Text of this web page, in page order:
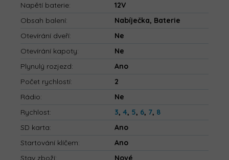
Napětí baterie:
12V
Obsah balení:
Nabíječka, Baterie
Otevírání dveří:
Ne
Otevírání kapoty:
Ne
Plynulý rozjezd:
Ano
Počet rychlostí:
2
Rádio:
Ne
Rychlost: 3, 4, 5, 6, 7, 8
SD karta:
Ano
Startování klíčem:
Ano